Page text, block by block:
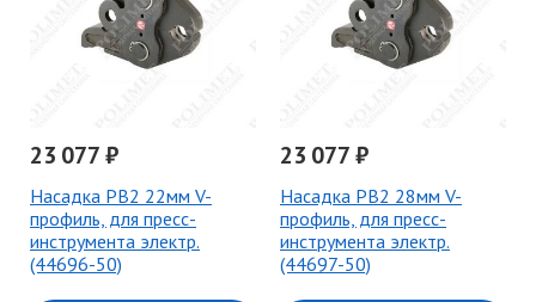
23 077 ₽
Насадка PB2 22мм V-
профиль, для пресс-
инструмента электр.
(44696-50)
23 077 ₽
Насадка PB2 28мм V-
профиль, для пресс-
инструмента электр.
(44697-50)